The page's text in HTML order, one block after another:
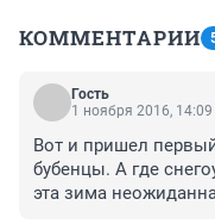
КОММЕНТАРИИ
Гость
1 ноября 2016, 14:09
Вот и пришел
бубенцы. А где
эта зима